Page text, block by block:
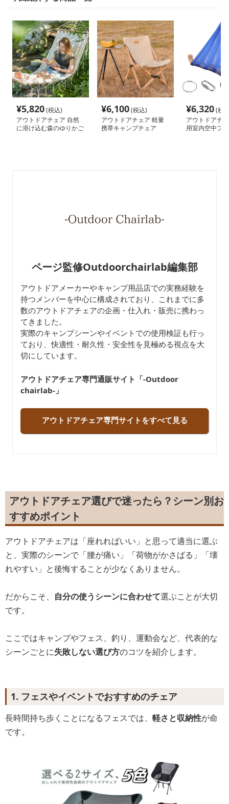
¥5,820(税込)
アウトドアチェア 自然
に溶け込む森のゆりかご
¥6,100(税込)
アウトドアチェア 軽量
携帯キャンプチェア
¥6,320(税
アウトドアチ
用室内空中ブ
ページ監修Outdoorchairlab編集部
アウトドアメーカーやキャンプ用品店での実務経験を
持つメンバーを中心に構成されており、これまでに多
数のアウトドアチェアの企画・仕入れ・販売に携わっ
てきました。
実際のキャンプシーンやイベントでの使用検証も行っ
ており、快適性・耐久性・安全性を見極める視点を大
切にしています。
アウトドアチェア専門通販サイト「-Outdoor
chairlab-」
アウトドアチェア専門サイトをすべて見る
アウトドアチェア選びで迷ったら？シーン別お
すすめポイント
アウトドアチェアは「座れればいい」と思って適当に選ぶ
と、実際のシーンで「腰が痛い」「荷物がかさばる」「壊
れやすい」と後悔することが少なくありません。
だからこそ、 自分の使うシーンに合わせて選ぶことが大切
です。
ここではキャンプやフェス、釣り、運動会など、代表的な
シーンごとに失敗しない選び方のコツを紹介します。
1. フェスやイベントでおすすめのチェア
長時間持ち歩くことになるフェスでは、 軽さと収納性が命
です。